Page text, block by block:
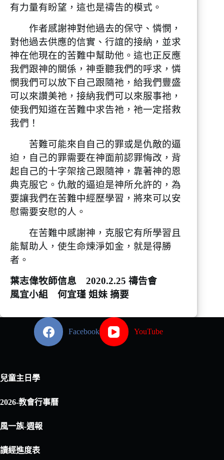
有力量有盼望，這也是禱告的模式。
作者感謝神對他過去的保守、憐憫，
對他過去供應的信實、行誼的接納，並求
神在他現在的苦難中幫助他。這也正反應
我們跟神的關係，神垂聽我們的呼求，憐
憫我們可以放下自己跟隨祂，給我們豐盛
可以來讚美祂，接納我們可以來服事祂，
使我們知道在苦難中求告祂，祂一定搭救
我們！
苦難可能來自自己的罪或是仇敵的逼
迫，自己的罪需要在神面前認罪悔改，背
起自己的十字架捨己跟隨神，靠著神的恩
典克服它。仇敵的逼迫是神所允許的，為
要讓我們在苦難中經歷學習，將來可以安
慰需要安慰的人。
在苦難中感謝神，克服它有所學習且
能幫助人，使生命煉淨如金，就是得勝
者。
葉志偉牧師信息 2020.2.25 禱告會
風宜小組 何宜瑾 姐妹 摘要
Facebook YouTube
兒童主日學
2026-教會行事曆
風一族-週報
讀經進度表